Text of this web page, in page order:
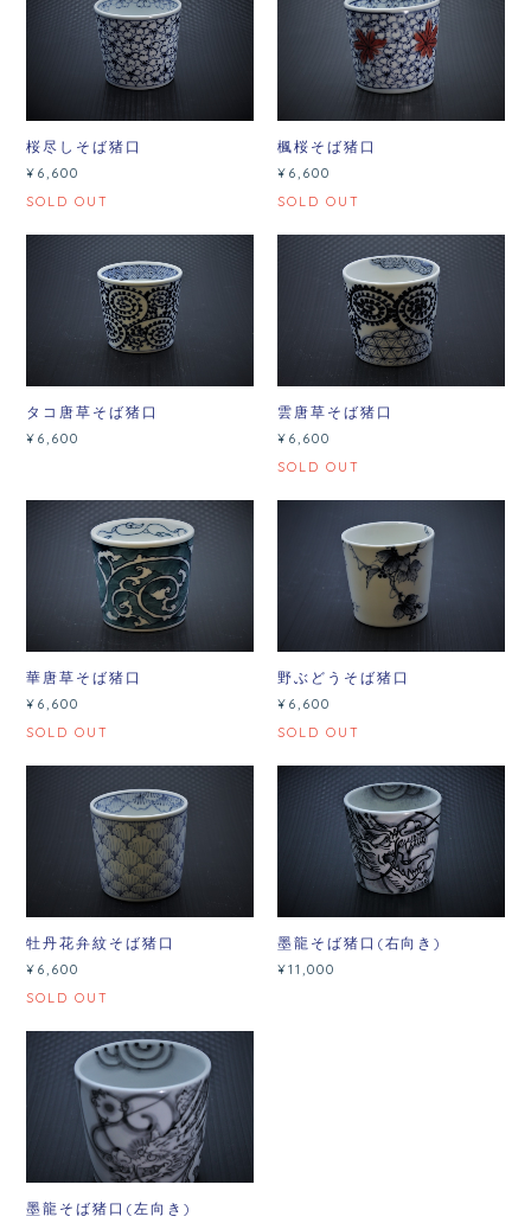
桜尽しそば猪口
¥6,600
SOLD OUT
楓桜そば猪口
¥6,600
SOLD OUT
タコ唐草そば猪口
¥6,600
雲唐草そば猪口
¥6,600
SOLD OUT
華唐草そば猪口
¥6,600
SOLD OUT
野ぶどうそば猪口
¥6,600
SOLD OUT
牡丹花弁紋そば猪口
¥6,600
SOLD OUT
墨龍そば猪口(右向き)
¥11,000
墨龍そば猪口(左向き)